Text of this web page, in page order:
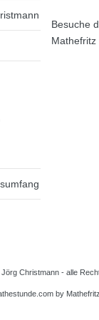
Besuche
Mathefritz
Christmann - alle
by Mathefritz